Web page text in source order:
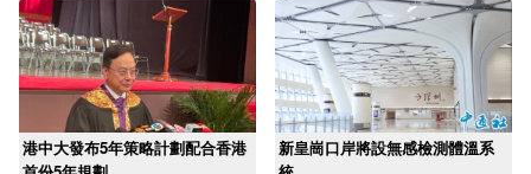
港中大發布5年策略計劃配合香港
新皇崗口岸將設無感檢測體溫系